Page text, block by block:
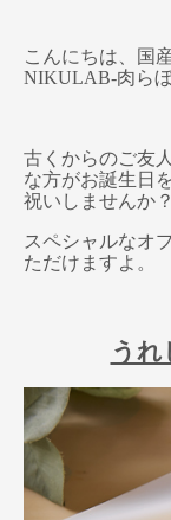
こんにちは、国
NIKULAB-肉らぼ
古くからのご友
な方がお誕生日
祝いしませんか？
スペシャルなオ
ただけますよ。
うれ